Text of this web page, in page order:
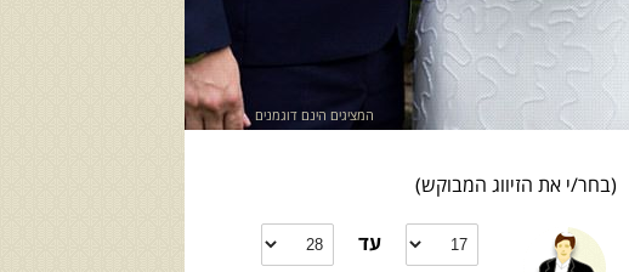
המציגים הינם דוגמנים
(בחר/י את הזיווג המבוקש)
עד